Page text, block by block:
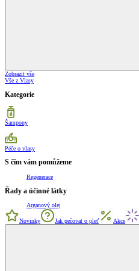
Zobrazit vše
Vše z Vlasy
Kategorie
Šampony
Péče o vlasy
S čím vám pomůžeme
Regenerace
Řady a účinné látky
Arganový olej
Novinky Jak pečovat o pleť Akce